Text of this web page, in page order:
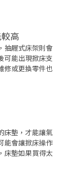
高
抽屜式床架則會
可能出現掀床支
修或更換零件也
床墊，才能讓氣
能會讓掀床操作
床墊如果買得太